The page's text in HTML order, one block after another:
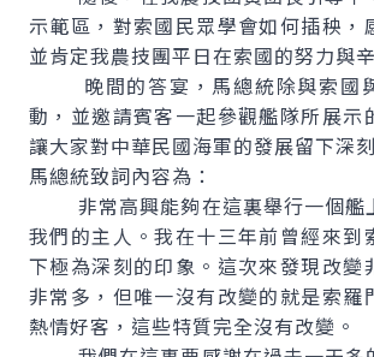
示範區，對索國民眾學會如何插秧，
並肯定我農技團平日在索國的努力與
晚間的答宴，馬總統除與索國
動，並邀請賓客一起參觀艦隊所展示
讓大家對中華民國海軍的發展留下深
馬總統致詞內容為：
非常高興能夠在這裏舉行一個艦
我們的主人。我在十三年前曾經來到
下極為深刻的印象。這次來發現改變
非常多，但唯一沒有改變的就是索羅
熱情好客，這些特質完全沒有改變。